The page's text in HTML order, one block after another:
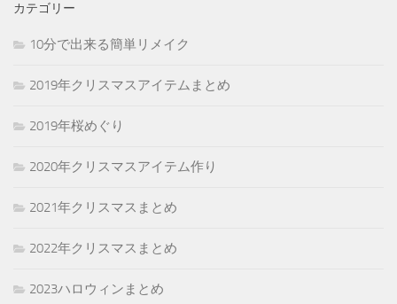
カテゴリー
10分で出来る簡単リメイク
2019年クリスマスアイテムまとめ
2019年桜めぐり
2020年クリスマスアイテム作り
2021年クリスマスまとめ
2022年クリスマスまとめ
2023ハロウィンまとめ